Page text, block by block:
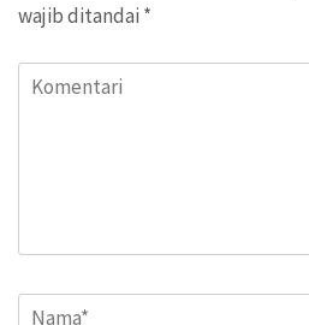
wajib ditandai *
Komentari
Name*